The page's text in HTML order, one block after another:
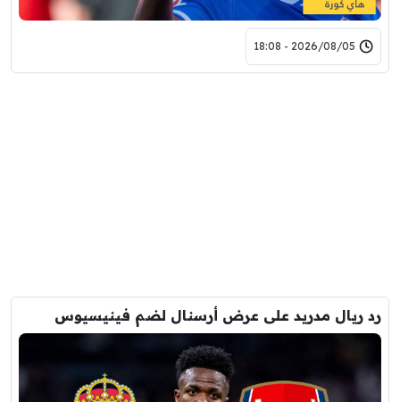
2026/08/05 - 18:08
رد ريال مدريد على عرض أرسنال لضم فينيسيوس